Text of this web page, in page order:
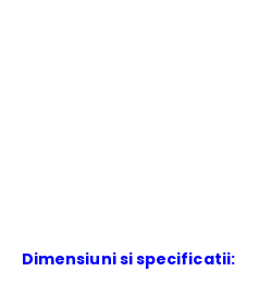
Dimensiuni si specificatii: